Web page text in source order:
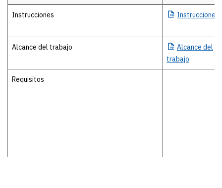
Hojas de alcance de trabajo del ferrocarril
Instrucciones Instrucciones
Alcance del trabajo Alcance del
trabajo
Requisitos